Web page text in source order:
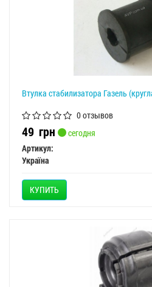
Втулка стабилизатора Газель
0 отзывов
49 грн
сегодня
Артикул:
Україна
КУПИТЬ